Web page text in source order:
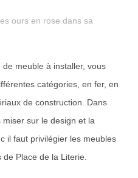
ours en rose dans sa
meuble à installer, vous
catégories, en fer, en
de construction. Dans
sur le design et la
il faut privilégier les meubles
Place de la Literie.